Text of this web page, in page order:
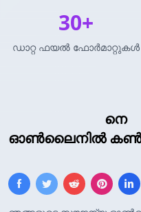
നെ
ഓൺലൈനിൽ
30+
ഡാറ്റ ഫയൽ ഫോർമാറ്റുകൾ